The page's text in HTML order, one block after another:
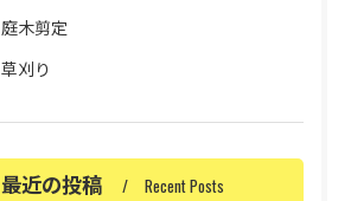
庭木剪定
草刈り
最近の投稿 Recent Posts